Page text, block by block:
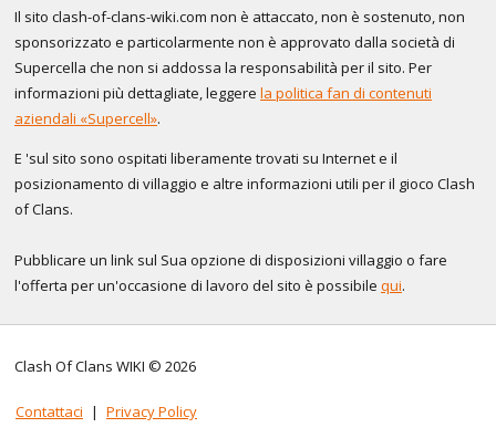
Il sito clash-of-clans-wiki.com non è attaccato, non è sostenuto, non
sponsorizzato e particolarmente non è approvato dalla società di
Supercella che non si addossa la responsabilità per il sito. Per
informazioni più dettagliate, leggere la politica fan di contenuti
aziendali «Supercell».
E 'sul sito sono ospitati liberamente trovati su Internet e il
posizionamento di villaggio e altre informazioni utili per il gioco Clash
of Clans.
Pubblicare un link sul Sua opzione di disposizioni villaggio o fare
l'offerta per un'occasione di lavoro del sito è possibile qui.
Clash Of Clans WIKI © 2026
Contattaci | Privacy Policy